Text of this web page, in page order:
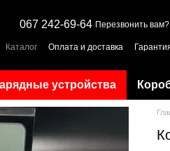
067 242-69-64 Перезвонить вам?
Каталог Оплата и доставка
устройства